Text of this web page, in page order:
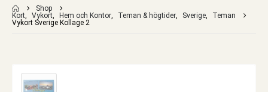
Shop
Kort, Vykort, Hem och Kontor, Teman & högtider, Sverige,
Teman
Vykort Sverige Kollage 2